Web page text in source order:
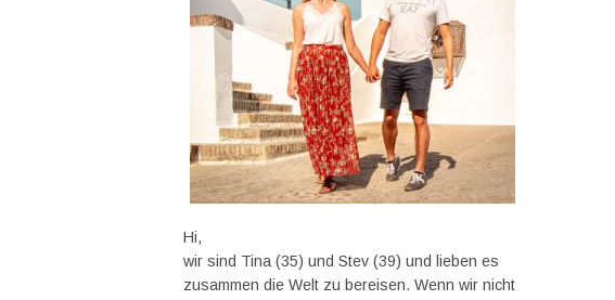
Hi,
wir sind Tina (35) und Stev (39) und lieben es
zusammen die Welt zu bereisen. Wenn wir nicht